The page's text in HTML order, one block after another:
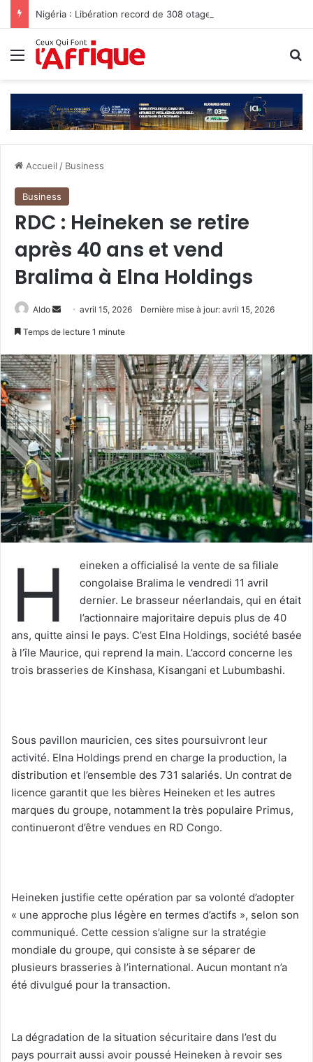
Menu
Accueil / Business
Business
RDC : Heineken se retire
après 40 ans et vend
Bralima à Elna Holdings
Aldo
Envoyeravril 15, 2026 Dernière mise à jour: avril 15, 2026
Temps de lecture 1 minute
H
eineken a officialisé la vente de sa filiale
congolaise Bralima le vendredi 11 avril
dernier. Le brasseur néerlandais, qui en était
l’actionnaire majoritaire depuis plus de 40
ans, quitte ainsi le pays. C’est Elna Holdings, société basée
à l’île Maurice, qui reprend la main. L’accord concerne les
trois brasseries de Kinshasa, Kisangani et Lubumbashi.
‎Sous pavillon mauricien, ces sites poursuivront leur
activité. Elna Holdings prend en charge la production, la
distribution et l’ensemble des 731 salariés. Un contrat de
licence garantit que les bières Heineken et les autres
marques du groupe, notamment la très populaire Primus,
continueront d’être vendues en RD Congo.
‎Heineken justifie cette opération par sa volonté d’adopter
« une approche plus légère en termes d’actifs », selon son
communiqué. Cette cession s’aligne sur la stratégie
mondiale du groupe, qui consiste à se séparer de
plusieurs brasseries à l’international. Aucun montant n’a
été divulgué pour la transaction.
‎La dégradation de la situation sécuritaire dans l’est du
pays pourrait aussi avoir poussé Heineken à revoir ses